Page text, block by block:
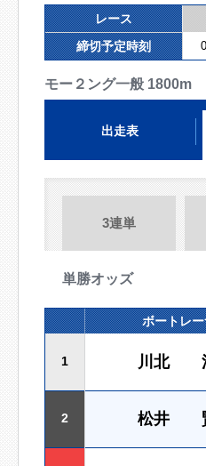
レース
締切予定時刻
モー２ング一般 1800m
出走表
3連単
単勝オッズ
ボートレ
1 川北
2 松井